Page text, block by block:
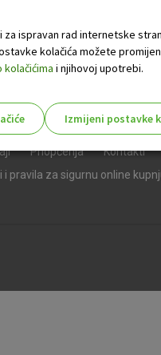
Priopćenja
Kontakti
i pravila za sigurnu online
ispravan rad internetske
kolačića možete
i njihovoj upotrebi.
Izmijeni postavke